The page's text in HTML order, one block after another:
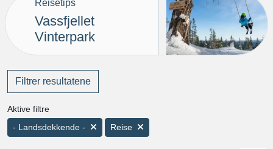
Reisetips
Vassfjellet
Vinterpark
Filtrer resultatene
Aktive filtre
- Landsdekkende -
Reise